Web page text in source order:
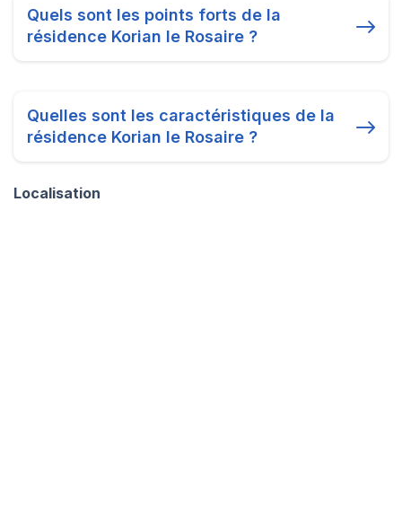
Quels sont les points forts de la
résidence Korian le Rosaire ?
Quelles sont les caractéristiques de la
résidence Korian le Rosaire ?
Localisation